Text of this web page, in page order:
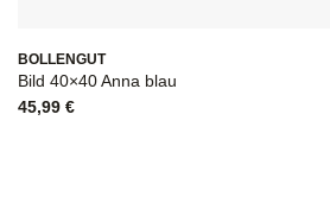
BOLLENGUT
Bild 40×40 Anna blau
45,99 €